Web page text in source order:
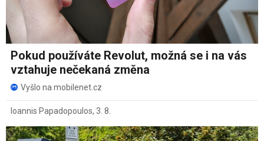
Pokud používáte Revolut, možná se i na vás
vztahuje nečekaná změna
Vyšlo na mobilenet.cz
Ioannis Papadopoulos, 3. 8.